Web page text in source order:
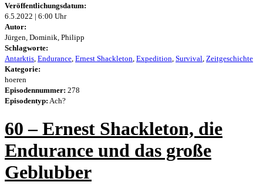
Veröffentlichungsdatum:
6.5.2022 | 6:00 Uhr
Autor:
Jürgen, Dominik, Philipp
Schlagworte:
Antarktis Endurance Ernest Shackleton Expedition Survival Zeitgeschichte
Kategorie:
hoeren
Episodennummer: 278
Episodentyp: Ach?
60 – Ernest Shackleton, die
Endurance und das große
Geblubber